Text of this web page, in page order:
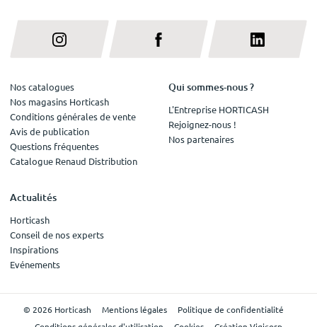
Nos catalogues
Nos magasins Horticash
Conditions générales de vente
Avis de publication
Questions fréquentes
Catalogue Renaud Distribution
Qui sommes-nous ?
L'Entreprise HORTICASH
Rejoignez-nous !
Nos partenaires
Actualités
Horticash
Conseil de nos experts
Inspirations
Evénements
© 2026 Horticash Mentions légales
Politique de confidentialité